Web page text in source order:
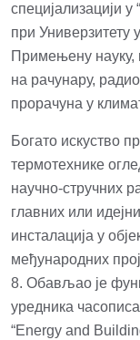
специјализацији
при
Примењену науку,
на рачунару,
прорачуна у
Богато искуство
термотехнике
научно-стручних
главних или
инсталација у
међународних
8. Обављао je
уредника
“Energy and